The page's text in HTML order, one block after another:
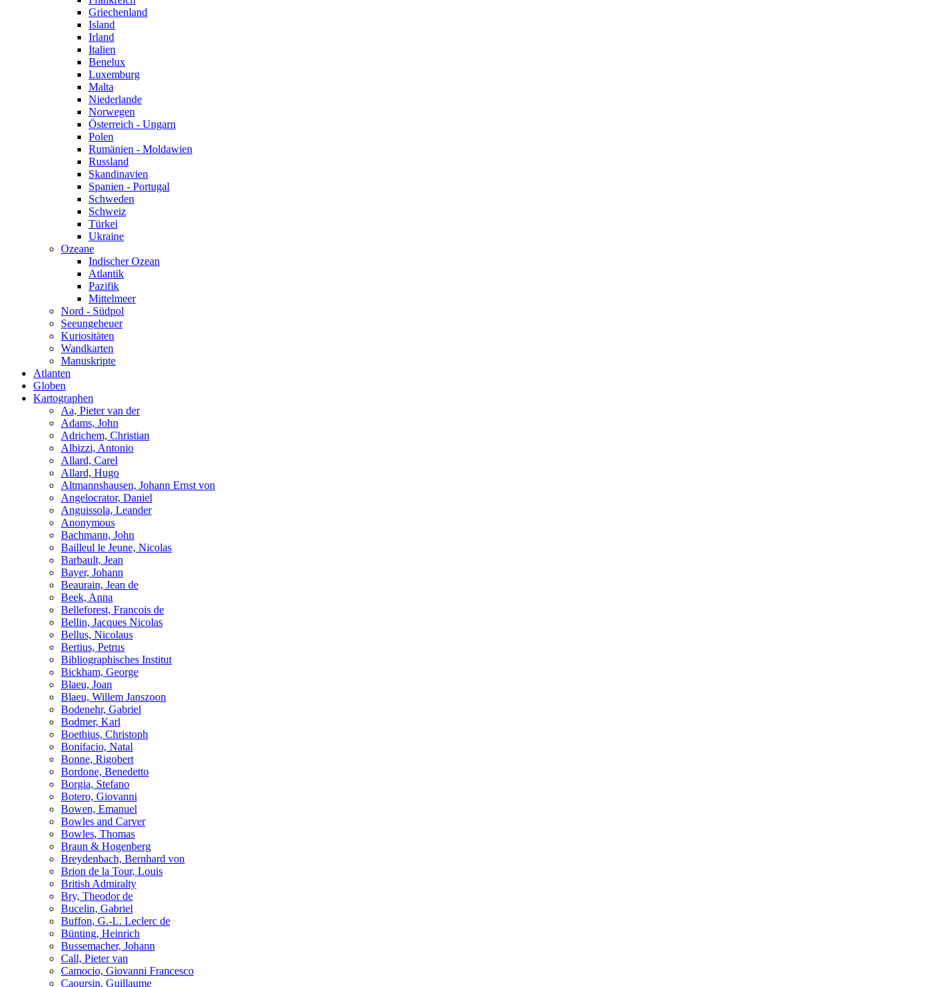
Griechenland
Island
Irland
Italien
Benelux
Luxemburg
Malta
Niederlande
Norwegen
Österreich - Ungarn
Polen
Rumänien - Moldawien
Russland
Skandinavien
Spanien - Portugal
Schweden
Schweiz
Türkei
Ukraine
Ozeane
Indischer Ozean
Atlantik
Pazifik
Mittelmeer
Nord - Südpol
Seeungeheuer
Kuriositäten
Wandkarten
Manuskripte
Atlanten
Globen
Kartographen
Aa, Pieter van der
Adams, John
Adrichem, Christian
Albizzi, Antonio
Allard, Carel
Allard, Hugo
Altmannshausen, Johann Ernst von
Angelocrator, Daniel
Anguissola, Leander
Anonymous
Bachmann, John
Bailleul le Jeune, Nicolas
Barbault, Jean
Bayer, Johann
Beaurain, Jean de
Beek, Anna
Belleforest, Francois de
Bellin, Jacques Nicolas
Bellus, Nicolaus
Bertius, Petrus
Bibliographisches Institut
Bickham, George
Blaeu, Joan
Blaeu, Willem Janszoon
Bodenehr, Gabriel
Bodmer, Karl
Boethius, Christoph
Bonifacio, Natal
Bonne, Rigobert
Bordone, Benedetto
Borgia, Stefano
Botero, Giovanni
Bowen, Emanuel
Bowles and Carver
Bowles, Thomas
Braun & Hogenberg
Breydenbach, Bernhard von
Brion de la Tour, Louis
British Admiralty
Bry, Theodor de
Bucelin, Gabriel
Buffon, G.-L. Leclerc de
Bünting, Heinrich
Bussemacher, Johann
Call, Pieter van
Camocio, Giovanni Francesco
Caoursin, Guillaume